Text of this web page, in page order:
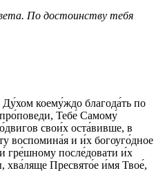
По достоинству тебя
коему́ждо благода́ть по
Тебе́ Самому́
свои́х оста́вивше, в
воспомина́я и и́х богоуго́дное
гре́шному после́довати и́х
Пресвято́е и́мя Твое́,